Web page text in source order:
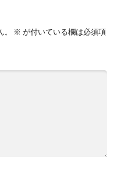
※ が付いている欄は必須項